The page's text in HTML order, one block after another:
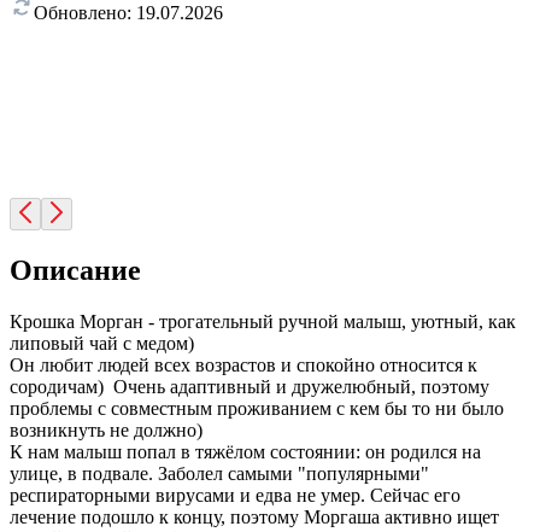
Обновлено: 19.07.2026
Описание
Крошка Морган - трогательный ручной малыш, уютный, как
липовый чай с медом)
Он любит людей всех возрастов и спокойно относится к
сородичам) Очень адаптивный и дружелюбный, поэтому
проблемы с совместным проживанием с кем бы то ни было
возникнуть не должно)
К нам малыш попал в тяжёлом состоянии: он родился на
улице, в подвале. Заболел самыми "популярными"
респираторными вирусами и едва не умер. Сейчас его
лечение подошло к концу, поэтому Моргаша активно ищет